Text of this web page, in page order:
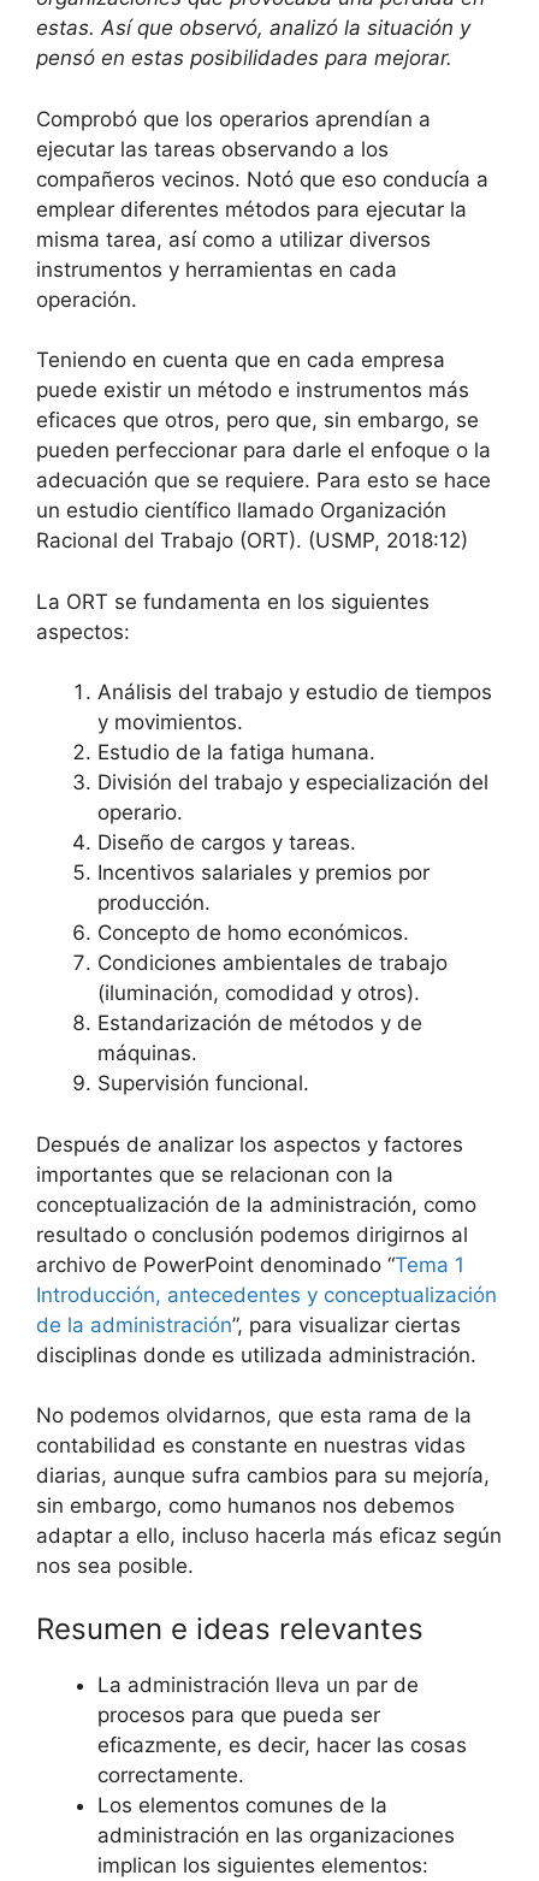
estas. Así que observó, analizó la situación y
pensó en estas posibilidades para mejorar.
Comprobó que los operarios aprendían a
ejecutar las tareas observando a los
compañeros vecinos. Notó que eso conducía a
emplear diferentes métodos para ejecutar la
misma tarea, así como a utilizar diversos
instrumentos y herramientas en cada
operación.
Teniendo en cuenta que en cada empresa
puede existir un método e instrumentos más
eficaces que otros, pero que, sin embargo, se
pueden perfeccionar para darle el enfoque o la
adecuación que se requiere. Para esto se hace
un estudio científico llamado Organización
Racional del Trabajo (ORT). (USMP, 2018:12)
La ORT se fundamenta en los siguientes
aspectos:
Análisis del trabajo y estudio de tiempos
y movimientos.
Estudio de la fatiga humana.
División del trabajo y especialización del
operario.
Diseño de cargos y tareas.
Incentivos salariales y premios por
producción.
Concepto de homo económicos.
Condiciones ambientales de trabajo
(iluminación, comodidad y otros).
Estandarización de métodos y de
máquinas.
Supervisión funcional.
Después de analizar los aspectos y factores
importantes que se relacionan con la
conceptualización de la administración, como
resultado o conclusión podemos dirigirnos al
archivo de PowerPoint denominado “Tema 1
Introducción, antecedentes y conceptualización
de la administración”, para visualizar ciertas
disciplinas donde es utilizada administración.
No podemos olvidarnos, que esta rama de la
contabilidad es constante en nuestras vidas
diarias, aunque sufra cambios para su mejoría,
sin embargo, como humanos nos debemos
adaptar a ello, incluso hacerla más eficaz según
nos sea posible.
Resumen e ideas relevantes
La administración lleva un par de
procesos para que pueda ser
eficazmente, es decir, hacer las cosas
correctamente.
Los elementos comunes de la
administración en las organizaciones
implican los siguientes elementos: